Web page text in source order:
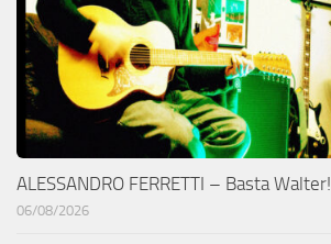
ALESSANDRO FERRETTI – Basta Walter!
06/08/2026